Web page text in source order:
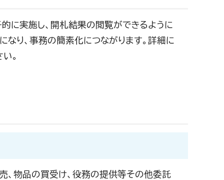
に実施し、開札結果の閲覧ができるように
り、事務の簡素化につながります。詳細に
。
、物品の買受け、役務の提供等その他委託